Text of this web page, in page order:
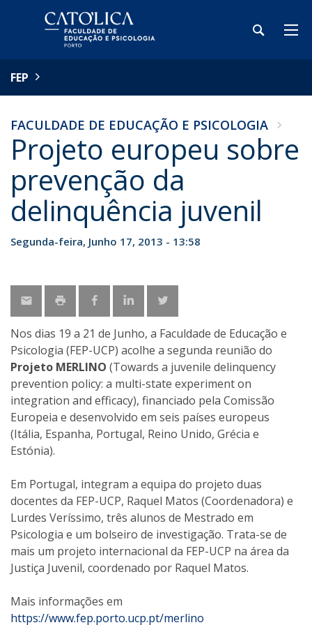
FEP
FACULDADE DE EDUCAÇÃO E PSICOLOGIA
Projeto europeu sobre
prevenção da
delinquência juvenil
Segunda-feira, Junho 17, 2013 - 13:58
Nos dias 19 a 21 de Junho, a Faculdade de Educação e
Psicologia (FEP-UCP) acolhe a segunda reunião do
Projeto MERLINO (Towards a juvenile delinquency
prevention policy: a multi-state experiment on
integration and efficacy), financiado pela Comissão
Europeia e desenvolvido em seis países europeus
(Itália, Espanha, Portugal, Reino Unido, Grécia e
Estónia).
Em Portugal, integram a equipa do projeto duas
docentes da FEP-UCP, Raquel Matos (Coordenadora) e
Lurdes Veríssimo, três alunos de Mestrado em
Psicologia e um bolseiro de investigação. Trata-se de
mais um projeto internacional da FEP-UCP na área da
Justiça Juvenil, coordenado por Raquel Matos.
Mais informações em
https://www.fep.porto.ucp.pt/merlino